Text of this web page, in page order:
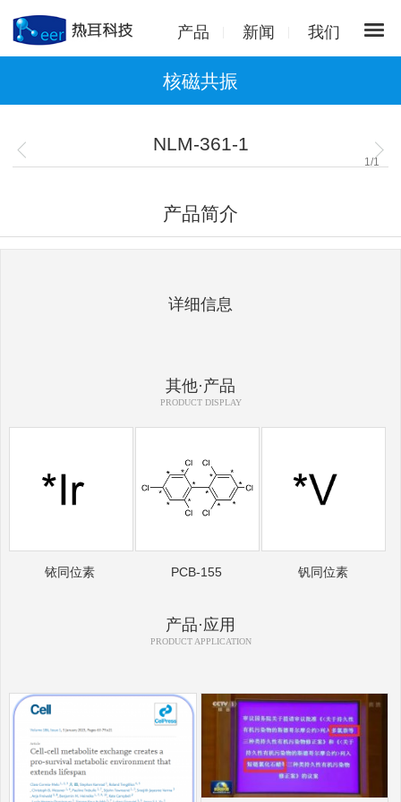
产品 新闻 我们
核磁共振
NLM-361-1
1 /1
产品简介
详细信息
其他·产品
PRODUCT DISPLAY
铱同位素 PCB-155 钒同位素
产品·应用
PRODUCT APPLICATION